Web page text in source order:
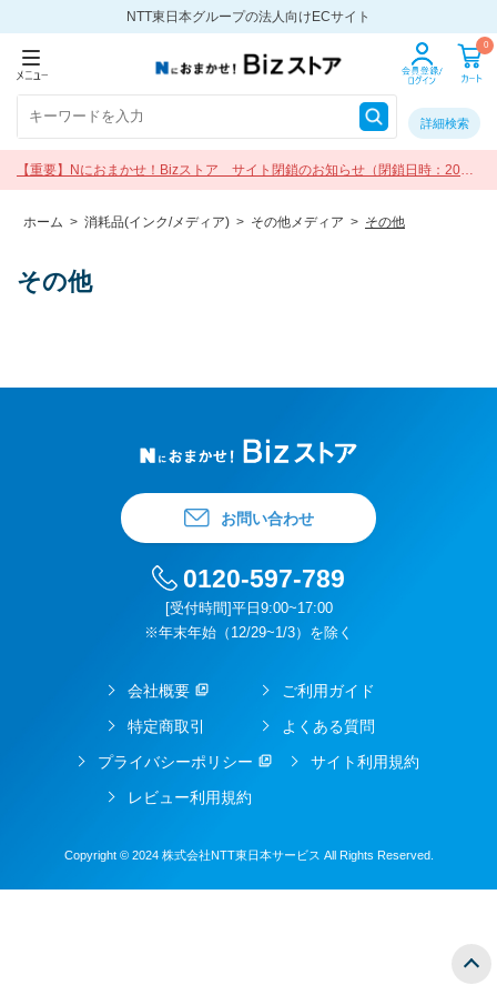
NTT東日本グループの法人向けECサイト
0
詳細検索
【重要】Nにおまかせ！Bizストア サイト閉鎖のお知らせ（閉鎖日時：2026
年9月30日 17:00）
ホーム > 消耗品(インク/メディア) > その他メディア > その他
その他
お問い合わせ
0120-597-789
[受付時間]平日9:00~17:00
※年末年始（12/29~1/3）を除く
会社概要
ご利用ガイド
特定商取引
よくある質問
プライバシーポリシー
サイト利用規約
レビュー利用規約
Copyright © 2024 株式会社NTT東日本サービス All Rights Reserved.